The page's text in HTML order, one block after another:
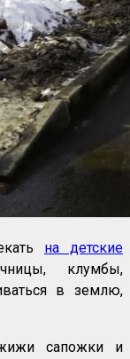
на детские
клумбы,
в землю,
сапожки и